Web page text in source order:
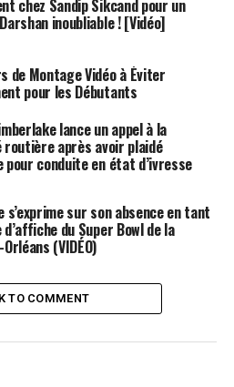
saison de la série, qui a
mardi au UFC Apex à Las
pour
combat de manière solide.
que le combat avançait,
a commencé à
corps de Lopes ont accéléré
de genou puissant porté
fin du combat a blessé
plus tard, un coup au
pour enchaîner une série de
Sazhiniani se protégeait.
chez Sandip Sikcand pour un
inoubliable ! [Vidéo]
de Montage Vidéo à Éviter
pour les Débutants
lance un appel à la
après avoir plaidé
pour conduite en état d’ivresse
s’exprime sur son absence en tant
du Super Bowl de la
(VIDÉO)
TO COMMENT